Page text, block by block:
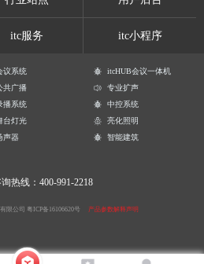
itc服务 itc小程序
议系统
itcHUB会议一体机
共广播
专业扩声
播系统
中控系统
台灯光
亮化照明
声器
智能建筑
询热线：400-991-2218
限公司 粤ICP备16106620号 产品参数解释声明